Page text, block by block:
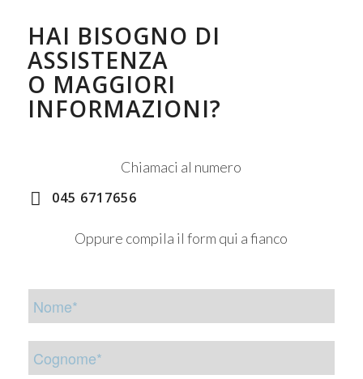
HAI BISOGNO DI
ASSISTENZA
O MAGGIORI
INFORMAZIONI?
Chiamaci al numero
045 6717656
Oppure compila il form qui a fianco